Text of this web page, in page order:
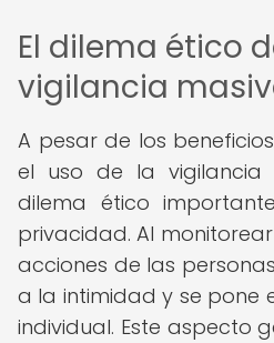
El dilema ético
vigilancia
A pesar de los
el uso de la vigilancia
dilema ético
privacidad. Al
acciones de las
a la intimidad y se pone
individual. Este aspecto